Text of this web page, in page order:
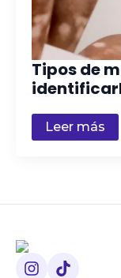
Tipos de
Leer más